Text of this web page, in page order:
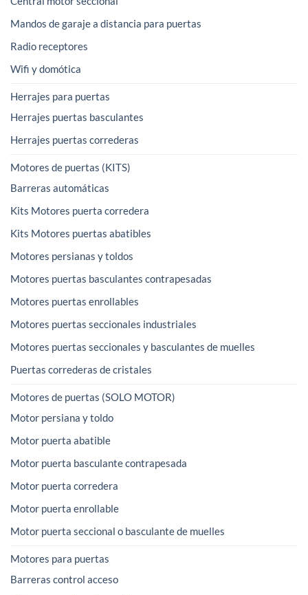
Mandos de garaje a distancia para puertas
Radio receptores
Wifi y domótica
Herrajes para puertas
Herrajes puertas basculantes
Herrajes puertas correderas
Motores de puertas (KITS)
Barreras automáticas
Kits Motores puerta corredera
Kits Motores puertas abatibles
Motores persianas y toldos
Motores puertas basculantes contrapesadas
Motores puertas enrollables
Motores puertas seccionales industriales
Motores puertas seccionales y basculantes de muelles
Puertas correderas de cristales
Motores de puertas (SOLO MOTOR)
Motor persiana y toldo
Motor puerta abatible
Motor puerta basculante contrapesada
Motor puerta corredera
Motor puerta enrollable
Motor puerta seccional o basculante de muelles
Motores para puertas
Barreras control acceso